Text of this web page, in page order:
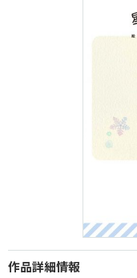
作品詳細情報